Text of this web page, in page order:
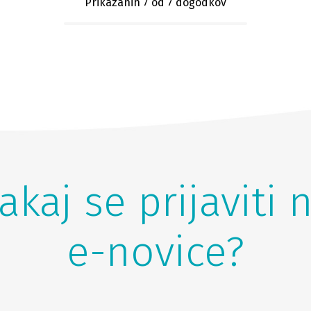
se prijaviti
e-novice?